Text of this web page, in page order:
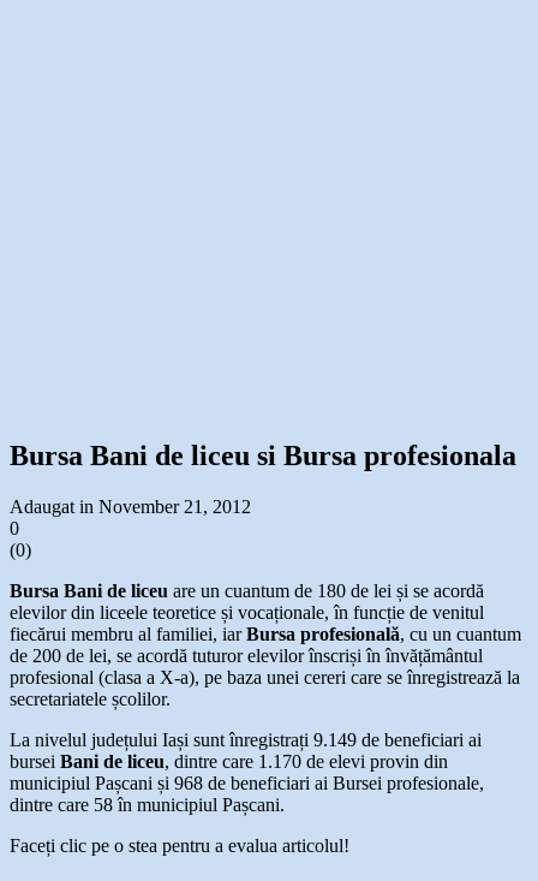
Bursa Bani de liceu si Bursa profesionala
Adaugat in November 21, 2012
0
(0)
Bursa Bani de liceu are un cuantum de 180 de lei și se acordă
elevilor din liceele teoretice și vocaționale, în funcție de venitul
fiecărui membru al familiei, iarBursa profesională, cu un cuantum
de 200 de lei, se acordă tuturor elevilor înscriși în învățământul
profesional (clasa a X-a), pe baza unei cereri care se înregistrează la
secretariatele școlilor.
La nivelul județului Iași sunt înregistrați 9.149 de beneficiari ai
bursei Bani de liceu, dintre care 1.170 de elevi provin din
municipiul Pașcani și 968 de beneficiari ai Bursei profesionale,
dintre care 58 în municipiul Pașcani.
Faceți clic pe o stea pentru a evalua articolul!